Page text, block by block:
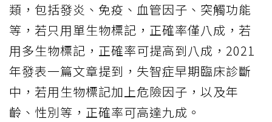
類，包括發炎、免疫、血管因子、突觸功能
等，若只用單生物標記，正確率僅八成，若
用多生物標記，正確率可提高到八成，2021
年發表一篇文章提到，失智症早期臨床診斷
中，若用生物標記加上危險因子，以及年
齡、性別等，正確率可高達九成。